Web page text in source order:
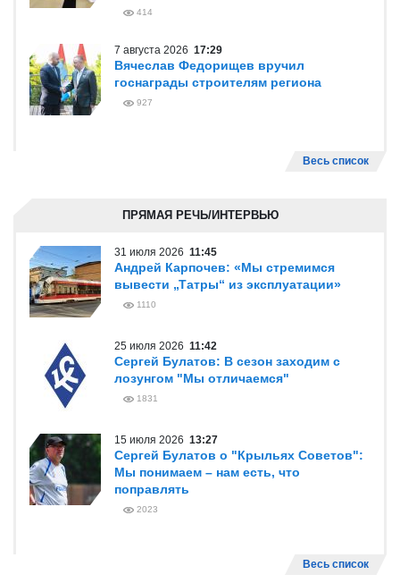
414
7 августа 2026 17:29
Вячеслав Федорищев вручил
госнаграды строителям региона
927
Весь список
ПРЯМАЯ РЕЧЬ/ИНТЕРВЬЮ
31 июля 2026 11:45
Андрей Карпочев: «Мы стремимся
вывести „Татры“ из эксплуатации»
1110
25 июля 2026 11:42
Сергей Булатов: В сезон заходим с
лозунгом "Мы отличаемся"
1831
15 июля 2026 13:27
Сергей Булатов о "Крыльях Советов":
Мы понимаем – нам есть, что
поправлять
2023
Весь список